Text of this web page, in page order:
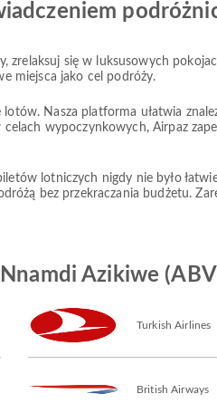
zrelaksuj się w luksusowych
miejsca jako cel podróży.
Nasza platforma ułatwia
wypoczynkowych, Airpaz
lotniczych nigdy nie było
bez przekraczania budżetu.
Azikiwe
Turkish Airlines
British Airways